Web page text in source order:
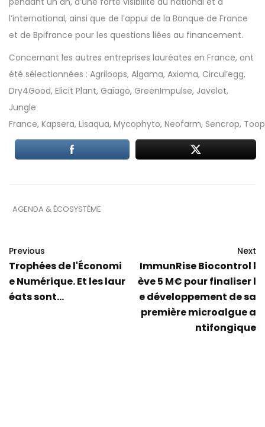
l’international, ainsi que de l’appui de la Banque de France
et de Bpifrance pour les questions liées au financement.
Concernant les autres entreprises lauréates en France, ont
été sélectionnées : Agriloops, Algama, Axioma, Circul’egg,
Dry4Good, Elicit Plant, Gaïago, GreenImpulse, Javelot,
Jungle
France, Kapsera, Lisaqua, Mycophyto, Neofarm, Sencrop,
AGENDA & ÉCOSYSTÈME
Previous
Trophées de l'Économi
e Numérique. Et les laur
éats sont...
Next
ImmunRise Biocontrol l
ève 5 M€ pour finaliser l
e développement de sa
première microalgue a
ntifongique